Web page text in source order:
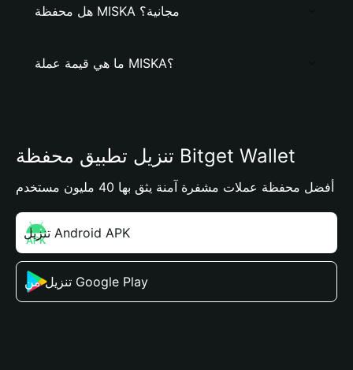
هل محفظة MISKA مجانية؟
ما هي قيمة عملة MISKA؟
تنزيل تطبيق محفظة Bitget Wallet
أفضل محفظة عملات مشفرة آمنة يثق بها 40 مليون مستخدم
تنزيل Android APK
تنزيل من Google Play